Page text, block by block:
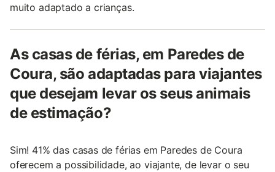
muito adaptado a crianças.
As casas de férias, em Paredes de
Coura, são adaptadas para viajantes
que desejam levar os seus animais
de estimação?
Sim! 41% das casas de férias em Paredes de Coura
oferecem a possibilidade, ao viajante, de levar o seu